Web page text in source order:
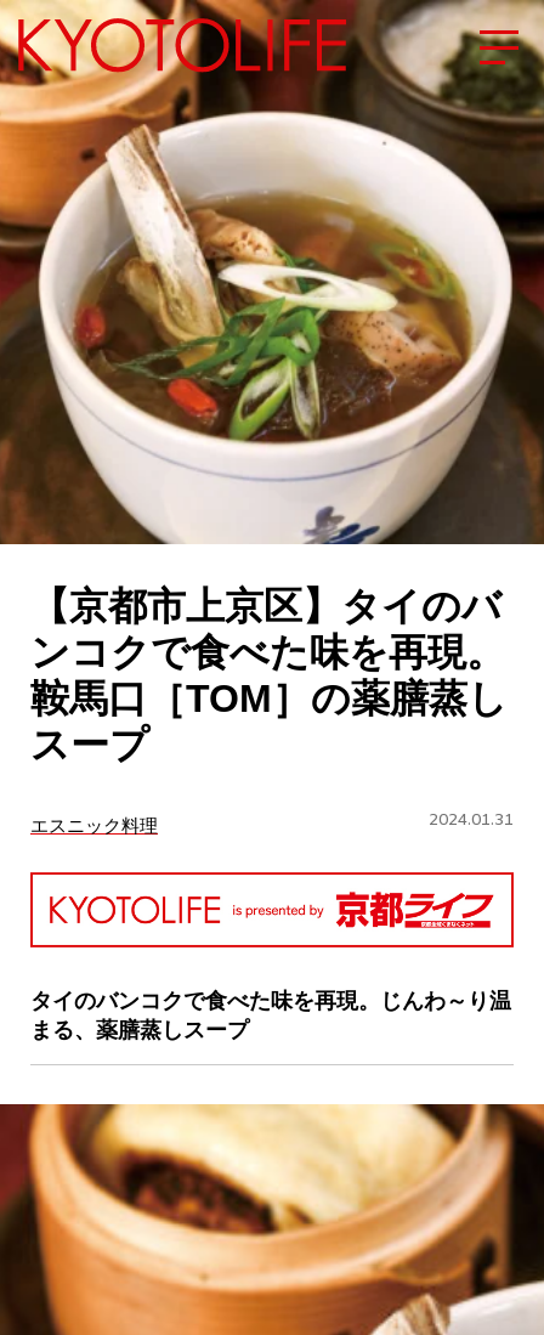
エリアから探す
地図から探す
カテゴリーから探す
SPECIAL
NEW OPEN
SERIES
CULTURE
ABOUT US
Instagram
チケットプレゼント応募
MAIN MENU
SERIES
京都おやつクラブ
私と店のはなし
今月の京みやげ
【京都市上京区】タイのバ
ンコクで食べた味を再現。
鞍馬口［TOM］の薬膳蒸し
スープ
エスニック料理 2024.01.31
タイのバンコクで食べた味を再現。じんわ～り温
まる、薬膳蒸しスープ